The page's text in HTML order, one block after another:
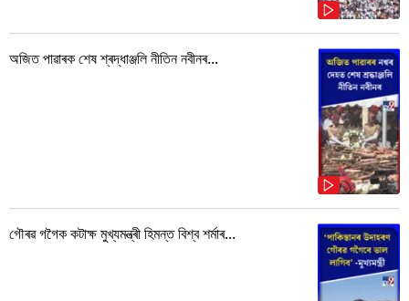
অজিত পাৱাৰক শেষ শ্ৰদ্ধাঞ্জলি নীতিন নবীনৰ...
গৌৰৱ গগৈক কটাক্ষ মুখ্যমন্ত্ৰী হিমন্ত বিশ্ব শৰ্মাৰ...